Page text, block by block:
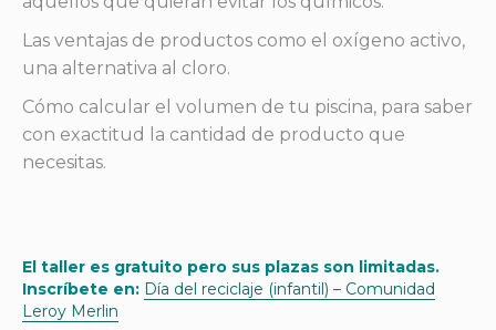
Las ventajas de productos como el oxígeno activo,
una alternativa al cloro.
Cómo calcular el volumen de tu piscina, para saber
con exactitud la cantidad de producto que
necesitas.
El taller es gratuito pero sus plazas son limitadas.
Inscríbete en: Día del reciclaje (infantil) – Comunidad
Leroy Merlin